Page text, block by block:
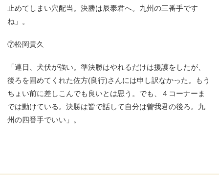
止めてしまい穴配当。決勝は辰泰君へ。九州の三番手です
ね」。
⑦松岡貴久
「連日、犬伏が強い。準決勝はやれるだけは援護をしたが、
後ろを固めてくれた佐方(良行)さんには申し訳なかった。もう
ちょい前に差しこんでも良いとは思う。でも、４コーナーま
では動けている。決勝は皆で話して自分は曽我君の後ろ。九
州の四番手でいい」。